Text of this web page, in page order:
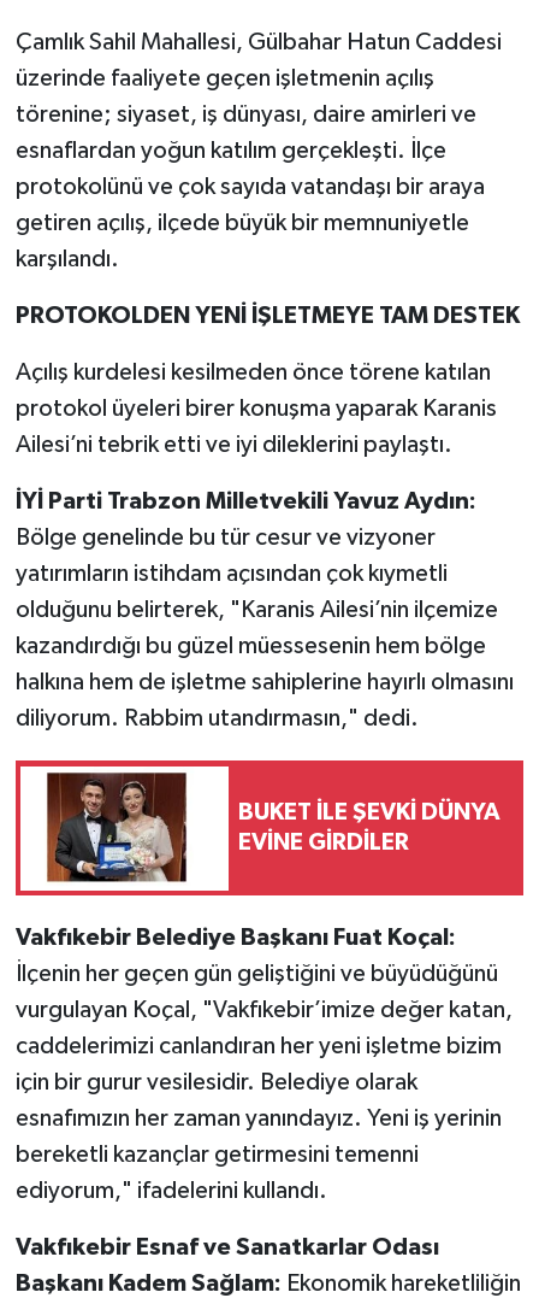
Çamlık Sahil Mahallesi, Gülbahar Hatun Caddesi
üzerinde faaliyete geçen işletmenin açılış
törenine; siyaset, iş dünyası, daire amirleri ve
esnaflardan yoğun katılım gerçekleşti. İlçe
protokolünü ve çok sayıda vatandaşı bir araya
getiren açılış, ilçede büyük bir memnuniyetle
karşılandı.
PROTOKOLDEN YENİ İŞLETMEYE TAM DESTEK
Açılış kurdelesi kesilmeden önce törene katılan
protokol üyeleri birer konuşma yaparak Karanis
Ailesi’ni tebrik etti ve iyi dileklerini paylaştı.
İYİ Parti Trabzon Milletvekili Yavuz Aydın:
Bölge genelinde bu tür cesur ve vizyoner
yatırımların istihdam açısından çok kıymetli
olduğunu belirterek, "Karanis Ailesi’nin ilçemize
kazandırdığı bu güzel müessesenin hem bölge
halkına hem de işletme sahiplerine hayırlı olmasını
diliyorum. Rabbim utandırmasın," dedi.
BUKET İLE ŞEVKİ DÜNYA
EVİNE GİRDİLER
Vakfıkebir Belediye Başkanı Fuat Koçal:
İlçenin her geçen gün geliştiğini ve büyüdüğünü
vurgulayan Koçal, "Vakfıkebir’imize değer katan,
caddelerimizi canlandıran her yeni işletme bizim
için bir gurur vesilesidir. Belediye olarak
esnafımızın her zaman yanındayız. Yeni iş yerinin
bereketli kazançlar getirmesini temenni
ediyorum," ifadelerini kullandı.
Vakfıkebir Esnaf ve Sanatkarlar Odası
Başkanı Kadem Sağlam: Ekonomik hareketliliğin